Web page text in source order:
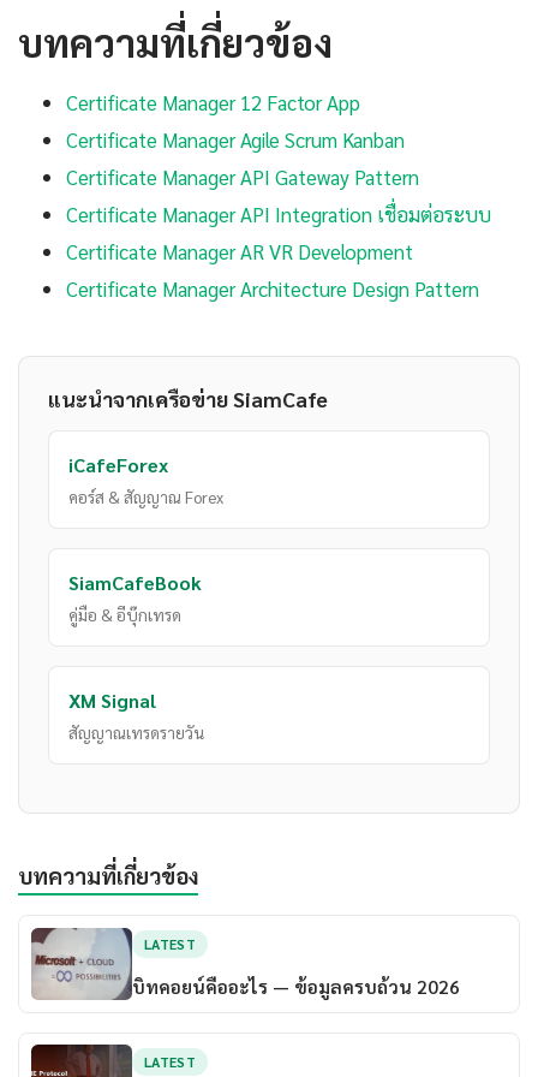
บทความที่เกี่ยวข้อง
Certificate Manager 12 Factor App
Certificate Manager Agile Scrum Kanban
Certificate Manager API Gateway Pattern
Certificate Manager API Integration เชื่อมต่อระบบ
Certificate Manager AR VR Development
Certificate Manager Architecture Design Pattern
แนะนำจากเครือข่าย SiamCafe
iCafeForex
คอร์ส & สัญญาณ Forex
SiamCafeBook
คู่มือ & อีบุ๊กเทรด
XM Signal
สัญญาณเทรดรายวัน
บทความที่เกี่ยวข้อง
LATEST
บิทคอยน์คืออะไร — ข้อมูลครบถ้วน 2026
LATEST